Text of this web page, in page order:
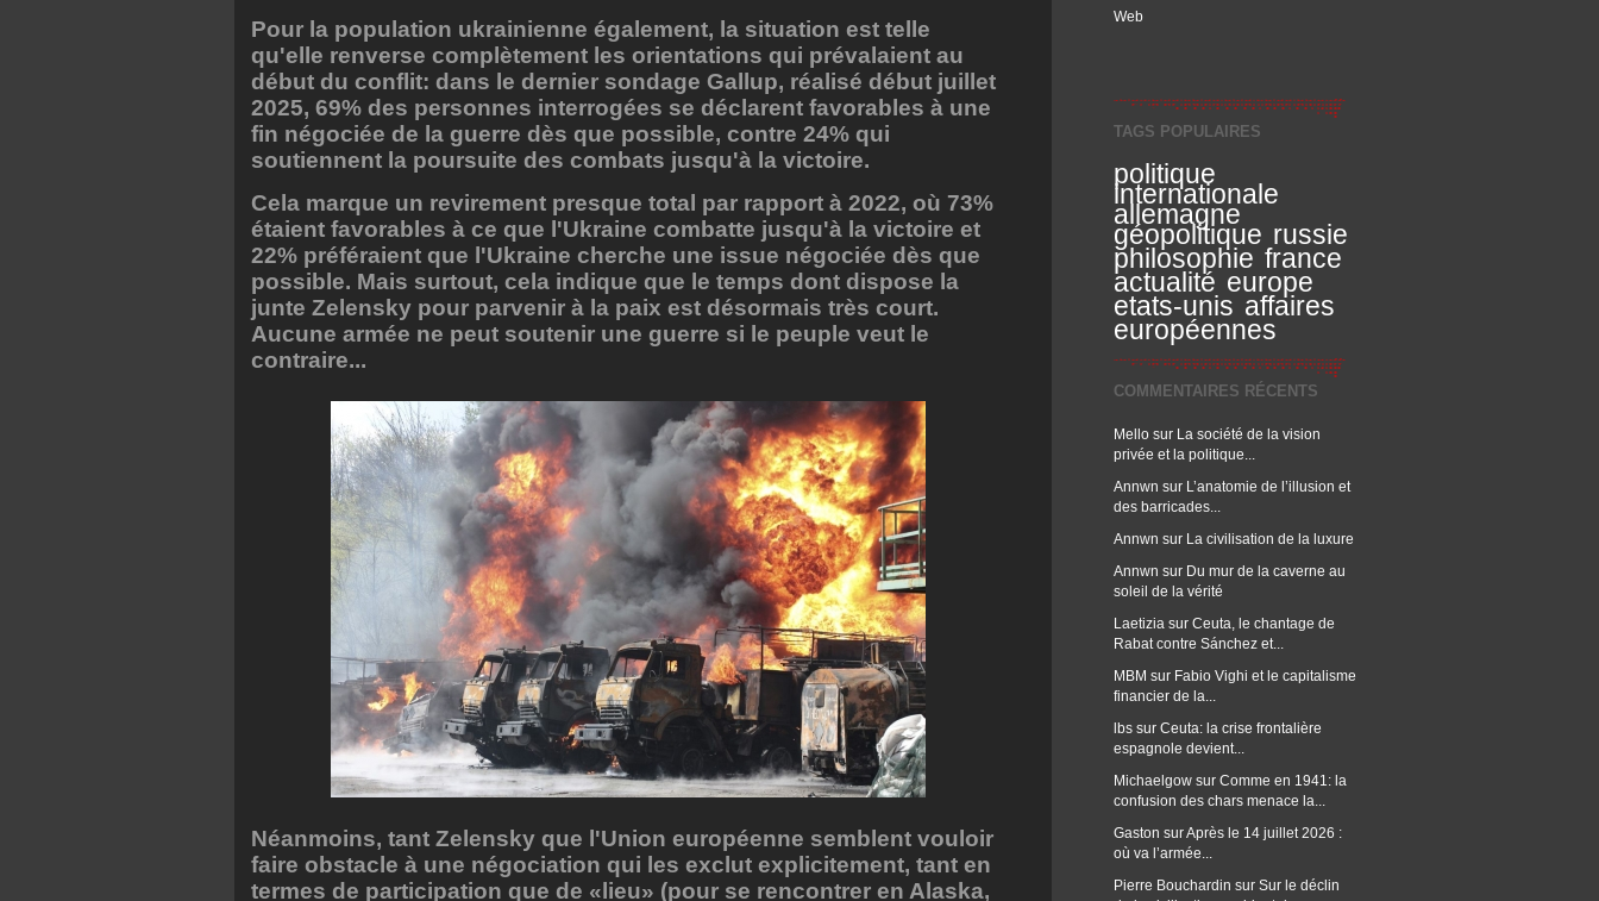
Web
TAGS POPULAIRES
politique
internationale
allemagne
géopolitique russie
philosophie france
actualité europe
etats-unis affaires
européennes
COMMENTAIRES RÉCENTS
Mello sur La société de la vision
privée et la politique...
Annwn sur L’anatomie de l’illusion et
des barricades...
Annwn sur La civilisation de la luxure
Annwn sur Du mur de la caverne au
soleil de la vérité
Laetizia sur Ceuta, le chantage de
Rabat contre Sánchez et...
MBM sur Fabio Vighi et le capitalisme
financier de la...
lbs sur Ceuta: la crise frontalière
espagnole devient...
Michaelgow sur Comme en 1941: la
confusion des chars menace la...
Gaston surAprès le 14 juillet 2026 :
où va l’armée...
Pierre Bouchardin sur Sur le déclin
Pour la population ukrainienne également, la situation est telle
qu'elle renverse complètement les orientations qui prévalaient au
début du conflit: dans le dernier sondage Gallup, réalisé début juillet
2025, 69% des personnes interrogées se déclarent favorables à une
fin négociée de la guerre dès que possible, contre 24% qui
soutiennent la poursuite des combats jusqu'à la victoire.
Cela marque un revirement presque total par rapport à 2022, où 73%
étaient favorables à ce que l'Ukraine combatte jusqu'à la victoire et
22% préféraient que l'Ukraine cherche une issue négociée dès que
possible. Mais surtout, cela indique que le temps dont dispose la
junte Zelensky pour parvenir à la paix est désormais très court.
Aucune armée ne peut soutenir une guerre si le peuple veut le
contraire...
Néanmoins, tant Zelensky que l'Union européenne semblent vouloir
faire obstacle à une négociation qui les exclut explicitement, tant en
termes de participation que de «lieu» (pour se rencontrer en Alaska,